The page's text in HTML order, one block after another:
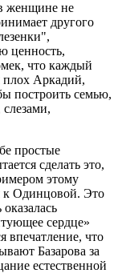
женщине не
другого
ценность,
что каждый
плох Аркадий,
построить семью,
простые
сделать это,
этому
к Одинцовой. Это
сердце»
впечатление, что
Базарова за
естественной